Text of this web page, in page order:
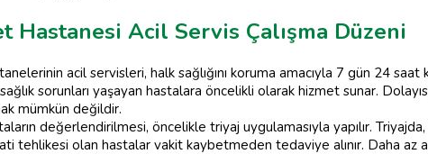
Hastanesi Acil Servis Çalışma Düzeni
acil servisleri, halk sağlığını koruma amacıyla 7 gün 24
sorunları yaşayan hastalara öncelikli olarak hizmet sunar.
mümkün değildir.
değerlendirilmesi, öncelikle triyaj uygulamasıyla yapılır.
tehlikesi olan hastalar vakit kaybetmeden tedaviye alınır. Daha az